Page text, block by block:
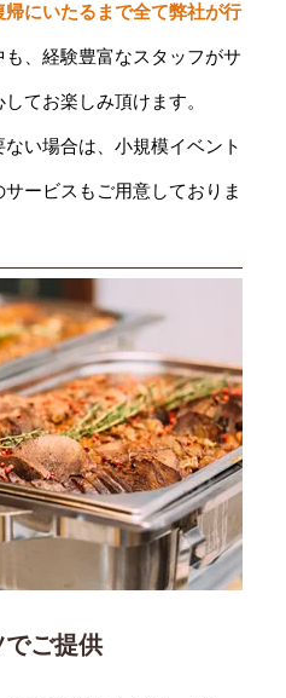
にいたるまで全て弊社が行
も、経験豊富なスタッフがサ
てお楽しみ頂けます。
い場合は、小規模イベント
ービスもご用意しておりま
ご提供